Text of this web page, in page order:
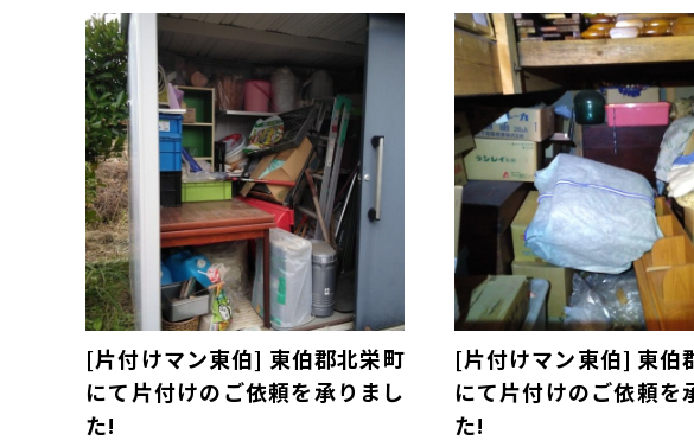
[片付けマン東伯] 東伯郡北栄町
にて片付けのご依頼を承りまし
た!
[片付けマン東伯] 東伯
にて片付けのご依頼を
た!